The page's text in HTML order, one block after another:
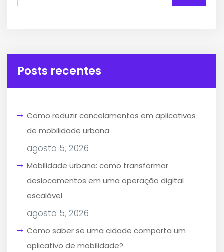
Posts recentes
Como reduzir cancelamentos em aplicativos
de mobilidade urbana
agosto 5, 2026
Mobilidade urbana: como transformar
deslocamentos em uma operação digital
escalável
agosto 5, 2026
Como saber se uma cidade comporta um
aplicativo de mobilidade?